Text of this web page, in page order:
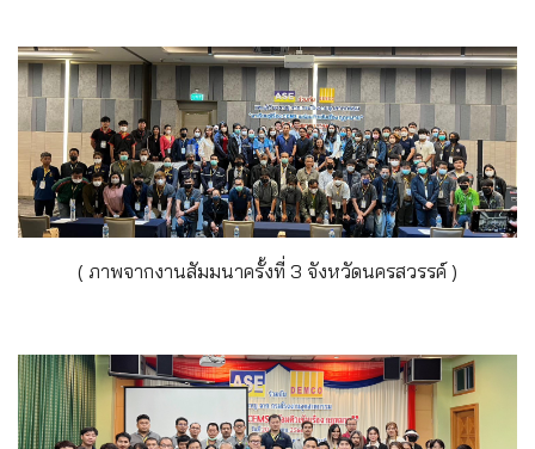
( ภาพจากงานสัมมนาครั้งที่ 3 จังหวัดนครสวรรค์ )